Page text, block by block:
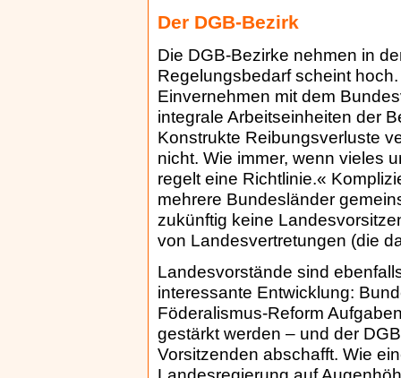
Der DGB-Bezirk
Die DGB-Bezirke nehmen in
Regelungsbedarf scheint
Einvernehmen mit dem
integrale Arbeitseinheiten der
Konstrukte Reibungsverluste
nicht. Wie immer, wenn vieles
regelt eine Richtlinie.«
mehrere Bundesländer
zukünftig keine
von Landesvertretungen (die
Landesvorstände sind
interessante Entwicklung:
Föderalismus-Reform
gestärkt werden – und der
Vorsitzenden abschafft. Wie